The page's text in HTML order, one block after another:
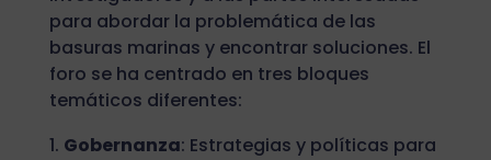
para abordar la problemática de las
basuras marinas y encontrar soluciones. El
foro se ha centrado en tres bloques
temáticos diferentes:
Gobernanza: Estrategias y políticas para